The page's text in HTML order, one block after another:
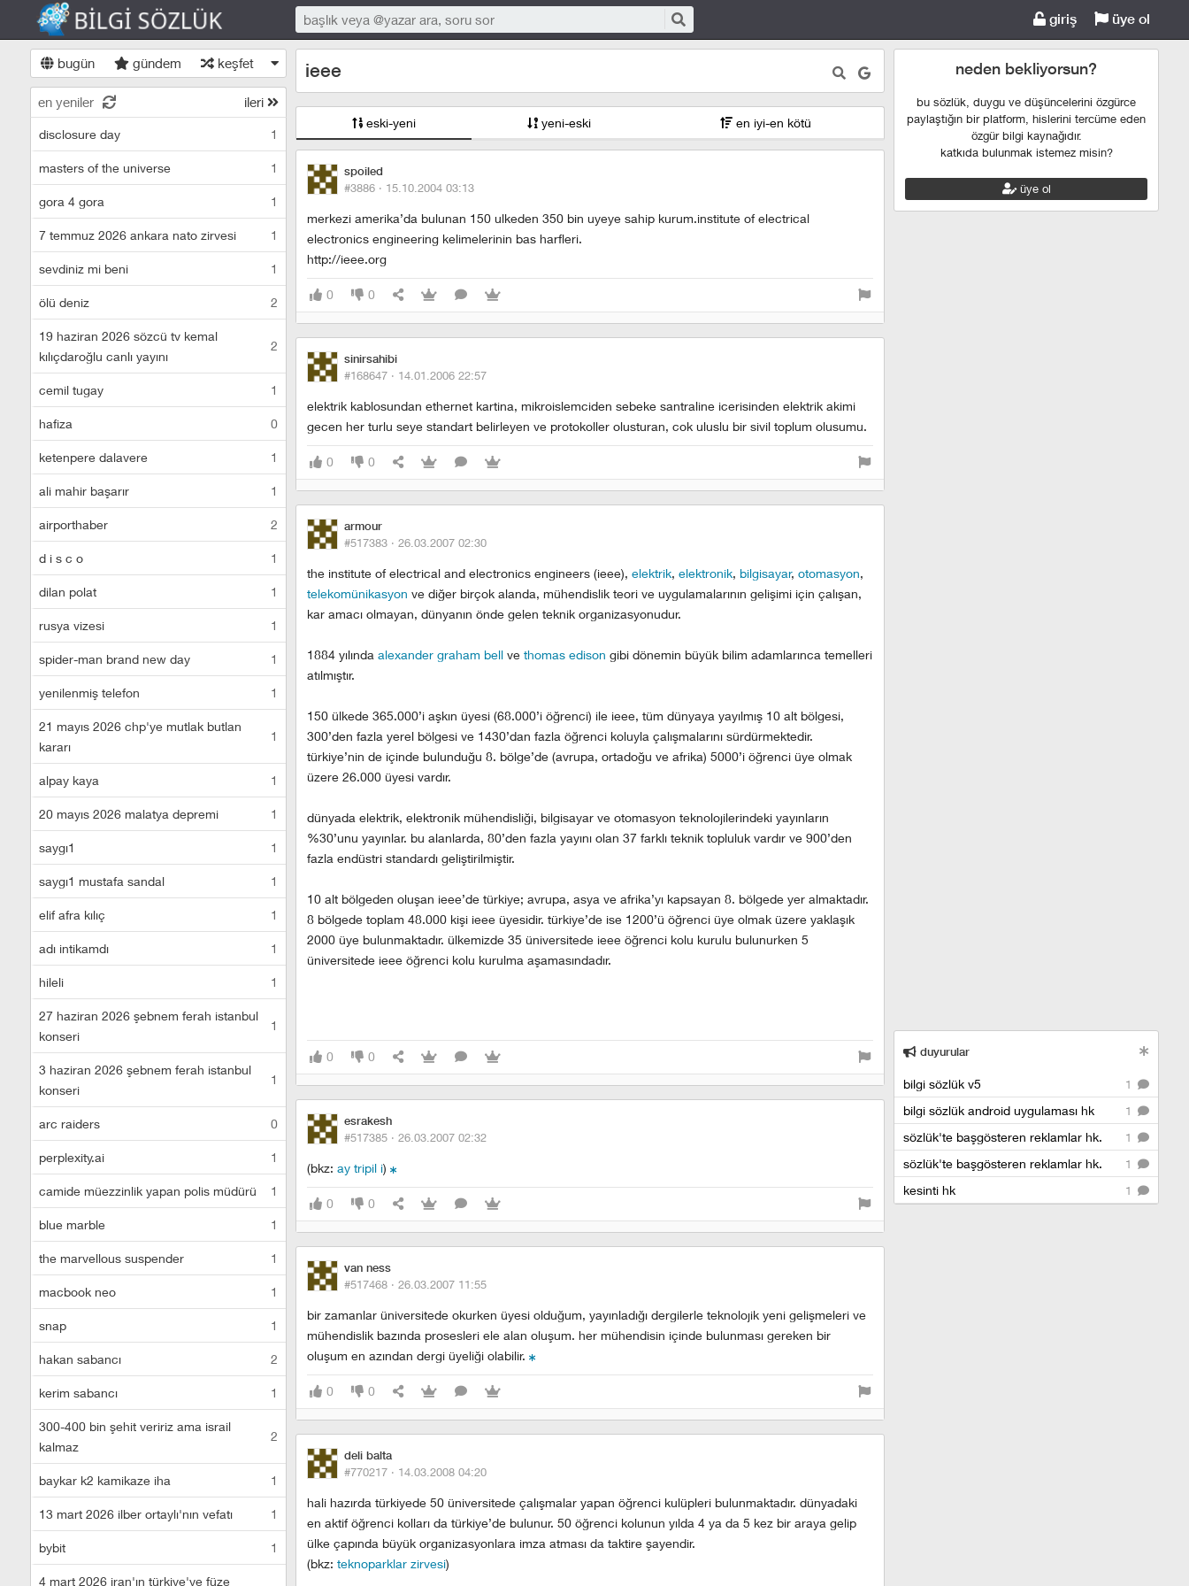
giriş üye ol
bugün gündem keşfet
en yeniler ileri
disclosure day 1
masters of the universe 1
gora 4 gora 1
7 temmuz 2026 ankara nato zirvesi 1
sevdiniz mi beni 1
ölü deniz 2
19 haziran 2026 sözcü tv kemal
kılıçdaroğlu canlı yayını
2
cemil tugay 1
hafiza 0
ketenpere dalavere 1
ali mahir başarır 1
airporthaber 2
d i s c o 1
dilan polat 1
rusya vizesi 1
spider-man brand new day 1
yenilenmiş telefon 1
21 mayıs 2026 chp'ye mutlak butlan
kararı
1
alpay kaya 1
20 mayıs 2026 malatya depremi 1
saygı1 1
saygı1 mustafa sandal 1
elif afra kılıç 1
adı intikamdı 1
hileli 1
27 haziran 2026 şebnem ferah istanbul
konseri
1
3 haziran 2026 şebnem ferah istanbul
konseri
1
arc raiders 0
perplexity.ai 1
camide müezzinlik yapan polis müdürü 1
blue marble 1
the marvellous suspender 1
macbook neo 1
snap 1
hakan sabancı 2
kerim sabancı 1
300-400 bin şehit veririz ama israil
kalmaz
2
baykar k2 kamikaze iha 1
13 mart 2026 ilber ortaylı'nın vefatı 1
bybit 1
4 mart 2026 iran'ın türkiye'ye füze
ieee
eski-yeni yeni-eski en iyi-en kötü
spoiled
#3886 · 15.10.2004 03:13
merkezi amerika’da bulunan 150 ulkeden 350 bin uyeye sahip kurum.institute of electrical
electronics engineering kelimelerinin bas harfleri.
http://ieee.org
0 0
sinirsahibi
#168647 · 14.01.2006 22:57
elektrik kablosundan ethernet kartina, mikroislemciden sebeke santraline icerisinden elektrik akimi
gecen her turlu seye standart belirleyen ve protokoller olusturan, cok uluslu bir sivil toplum olusumu.
0 0
armour
#517383 · 26.03.2007 02:30
the institute of electrical and electronics engineers (ieee), elektrik, elektronik, bilgisayar, otomasyon,
telekomünikasyon ve diğer birçok alanda, mühendislik teori ve uygulamalarının gelişimi için çalışan,
kar amacı olmayan, dünyanın önde gelen teknik organizasyonudur.
1884 yılında alexander graham bell ve thomas edison gibi dönemin büyük bilim adamlarınca temelleri
atılmıştır.
150 ülkede 365.000’i aşkın üyesi (68.000’i öğrenci) ile ieee, tüm dünyaya yayılmış 10 alt bölgesi,
300’den fazla yerel bölgesi ve 1430’dan fazla öğrenci koluyla çalışmalarını sürdürmektedir.
türkiye’nin de içinde bulunduğu 8. bölge’de (avrupa, ortadoğu ve afrika) 5000’i öğrenci üye olmak
üzere 26.000 üyesi vardır.
dünyada elektrik, elektronik mühendisliği, bilgisayar ve otomasyon teknolojilerindeki yayınların
%30’unu yayınlar. bu alanlarda, 80’den fazla yayını olan 37 farklı teknik topluluk vardır ve 900’den
fazla endüstri standardı geliştirilmiştir.
10 alt bölgeden oluşan ieee’de türkiye; avrupa, asya ve afrika’yı kapsayan 8. bölgede yer almaktadır.
8 bölgede toplam 48.000 kişi ieee üyesidir. türkiye’de ise 1200’ü öğrenci üye olmak üzere yaklaşık
2000 üye bulunmaktadır. ülkemizde 35 üniversitede ieee öğrenci kolu kurulu bulunurken 5
üniversitede ieee öğrenci kolu kurulma aşamasındadır.
0 0
esrakesh
#517385 · 26.03.2007 02:32
(bkz: ay tripil i)
0 0
van ness
#517468 · 26.03.2007 11:55
bir zamanlar üniversitede okurken üyesi olduğum, yayınladığı dergilerle teknolojik yeni gelişmeleri ve
mühendislik bazında prosesleri ele alan oluşum. her mühendisin içinde bulunması gereken bir
oluşum en azından dergi üyeliği olabilir.
0 0
deli balta
#770217 · 14.03.2008 04:20
hali hazırda türkiyede 50 üniversitede çalışmalar yapan öğrenci kulüpleri bulunmaktadır. dünyadaki
en aktif öğrenci kolları da türkiye’de bulunur. 50 öğrenci kolunun yılda 4 ya da 5 kez bir araya gelip
ülke çapında büyük organizasyonlara imza atması da taktire şayendir.
(bkz: teknoparklar zirvesi)
neden bekliyorsun?
bu sözlük, duygu ve düşüncelerini özgürce
paylaştığın bir platform, hislerini tercüme eden
özgür bilgi kaynağıdır.
katkıda bulunmak istemez misin?
üye ol
duyurular
1
bilgi sözlük v5
1
bilgi sözlük android uygulaması hk
1
sözlük'te başgösteren reklamlar hk.
1
sözlük'te başgösteren reklamlar hk.
1
kesinti hk